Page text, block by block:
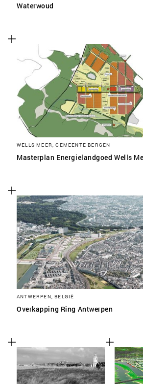
Waterwoud
WELLS MEER, GEMEENTE BERGEN
Masterplan Energielandgoed Wells
ANTWERPEN, BELGIË
Overkapping Ring Antwerpen